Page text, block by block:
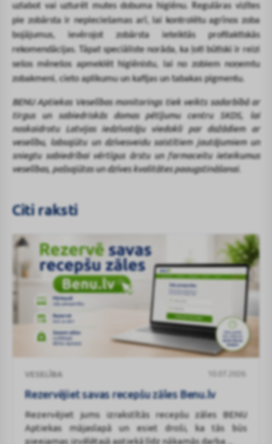
uzlabot vai uzturēt mutes dobuma higiēnu. Regulāras vizītes
pie zobārsta ir nepieciešamas arī, lai kontrolētu agrīnos zoba
bojājumus, ievērojot zobārsta ieteiktās profilaktiskās
rekomendācijas. Tāpat speciāliste norāda, ka ļoti būtiski ir reizi
sešos mēnešos apmeklēt higiēnistu, lai no zobiem noņemtu
zobakmeni, cieto aplikumu un kafijas un tabakas pigmentu.
BENU Aptiekas Veselības monitorings tiek veikts sadarbībā ar
tirgus un sabiedriskās domas pētījumu centru SKDS, lai
noskaidrotu Latvijas iedzīvotāju viedokli par dažādiem ar
veselību, labsajūtu un dzīvesveidu saistītiem jautājumiem un
sniegtu sabiedrībai vērtīgus ārstu un farmaceitu ieteikumus
veselības, pašsajūtas un dzīves kvalitātes paaugstināšanai.
Citi raksti
savas
recepšu
Benu.lv
VESELĪBA
Rezervējiet savas recepšu zāles Benu.lv
Rezervējiet jums izrakstītās recepšu zāles BENU
Aptiekas mājaslapā un esiet droši, ka tās būs
pieejamas izvēlētajā aptiekā līdz nākamās darba ...